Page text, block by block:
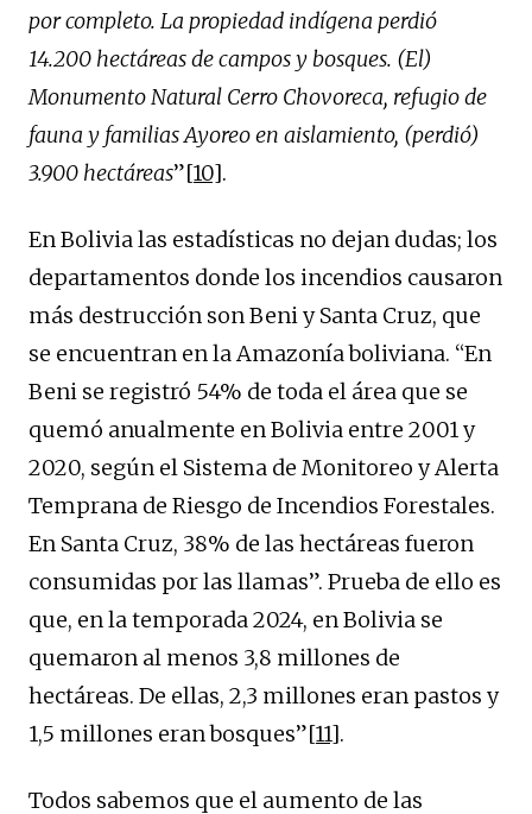
por completo. La propiedad indígena perdió
14.200 hectáreas de campos y bosques. (El)
Monumento Natural Cerro Chovoreca, refugio de
fauna y familias Ayoreo en aislamiento, (perdió)
3.900 hectáreas”[10].
En Bolivia las estadísticas no dejan dudas; los
departamentos donde los incendios causaron
más destrucción son Beni y Santa Cruz, que
se encuentran en la Amazonía boliviana. “En
Beni se registró 54% de toda el área que se
quemó anualmente en Bolivia entre 2001 y
2020, según el Sistema de Monitoreo y Alerta
Temprana de Riesgo de Incendios Forestales.
En Santa Cruz, 38% de las hectáreas fueron
consumidas por las llamas”. Prueba de ello es
que, en la temporada 2024, en Bolivia se
quemaron al menos 3,8 millones de
hectáreas. De ellas, 2,3 millones eran pastos y
1,5 millones eran bosques”[11].
Todos sabemos que el aumento de las